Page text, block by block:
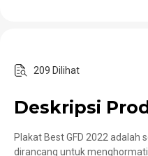
209 Dilihat
Deskripsi
Plakat Best GFD 2022 adalah
dirancang untuk